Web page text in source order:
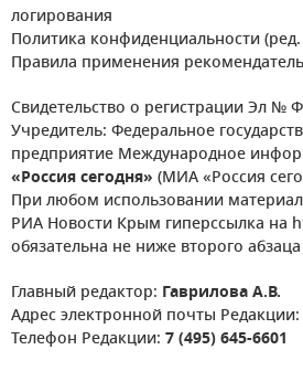
логирования
Политика конфиденциальности (ред.
Правила применения
Свидетельство о регистрации Эл №
Учредитель: Федеральное
предприятие Международное
«Россия сегодня» (МИА «Россия
При любом использовании
РИА Новости Крым гиперссылка на
обязательна не ниже второго абзаца
Главный редактор: Гаврилова А.В.
Адрес электронной почты Редакции:
Телефон Редакции: 7 (495) 645-6601